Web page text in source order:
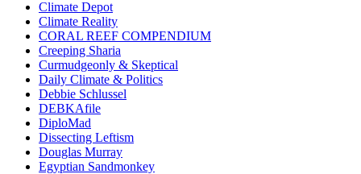
Climate Depot
Climate Reality
CORAL REEF COMPENDIUM
Creeping Sharia
Curmudgeonly & Skeptical
Daily Climate & Politics
Debbie Schlussel
DEBKAfile
DiploMad
Dissecting Leftism
Douglas Murray
Egyptian Sandmonkey